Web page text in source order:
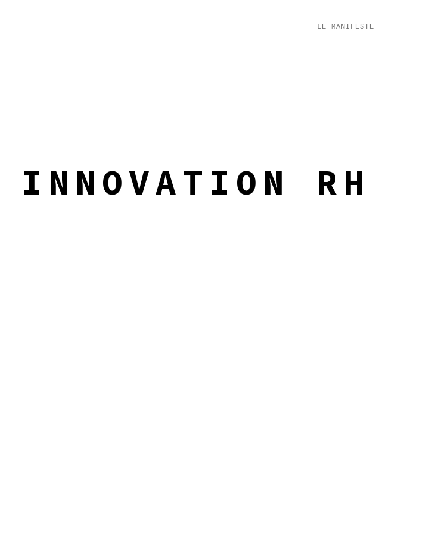
LE MANIFESTE
INNOVATION RH